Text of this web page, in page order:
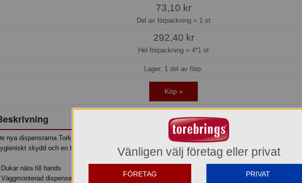
73,10 kr
Del av förpackning = 1 st
292,40 kr
Hel förpackning = 4*1 st
Lager: 1 del av förp.
Köp »
nya dispensrarna Tork Small Pack för vikta torkdukar i Performance design ger en platsbesparande
skydd och en torkduk i taget för att minska förbrukning och avfall.
Dukar nära till hands
Väggmonterad dispenser som hjälper till att organisera trånga arbetsytor
Vänligen välj företag eller privat
FÖRETAG PRIVAT